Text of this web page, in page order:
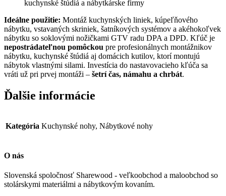
kuchynské štúdiá a nábytkárske firmy
Ideálne použitie: Montáž kuchynských liniek, kúpeľňového
nábytku, vstavaných skriniek, šatníkových systémov a akéhokoľvek
nábytku so soklovými nožičkami GTV radu DPA a DPD. Kľúč je
nepostrádateľnou pomôckou pre profesionálnych montážnikov
nábytku, kuchynské štúdiá aj domácich kutilov, ktorí montujú
nábytok vlastnými silami. Investícia do nastavovacieho kľúča sa
vráti už pri prvej montáži – šetrí čas, námahu a chrbát.
Ďalšie informácie
Kategória Kuchynské nohy, Nábytkové nohy
O nás
Slovenská spoločnosť Sharewood - veľkoobchod a maloobchod so
stolárskymi materiálmi a nábytkovým kovaním.